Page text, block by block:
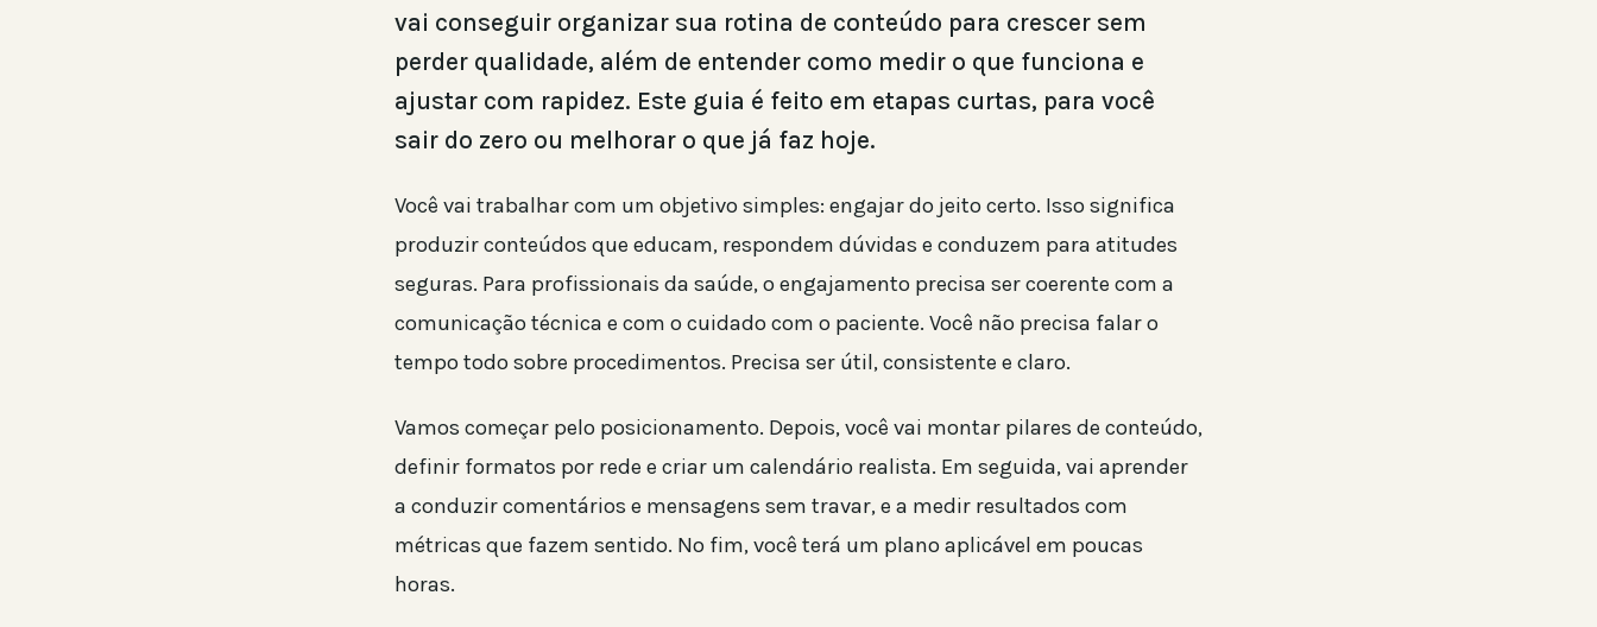
vai conseguir organizar sua rotina de conteúdo para crescer sem
perder qualidade, além de entender como medir o que funciona e
ajustar com rapidez. Este guia é feito em etapas curtas, para você
sair do zero ou melhorar o que já faz hoje.
Você vai trabalhar com um objetivo simples: engajar do jeito certo. Isso significa
produzir conteúdos que educam, respondem dúvidas e conduzem para atitudes
seguras. Para profissionais da saúde, o engajamento precisa ser coerente com a
comunicação técnica e com o cuidado com o paciente. Você não precisa falar o
tempo todo sobre procedimentos. Precisa ser útil, consistente e claro.
Vamos começar pelo posicionamento. Depois, você vai montar pilares de conteúdo,
definir formatos por rede e criar um calendário realista. Em seguida, vai aprender
a conduzir comentários e mensagens sem travar, e a medir resultados com
métricas que fazem sentido. No fim, você terá um plano aplicável em poucas
horas.